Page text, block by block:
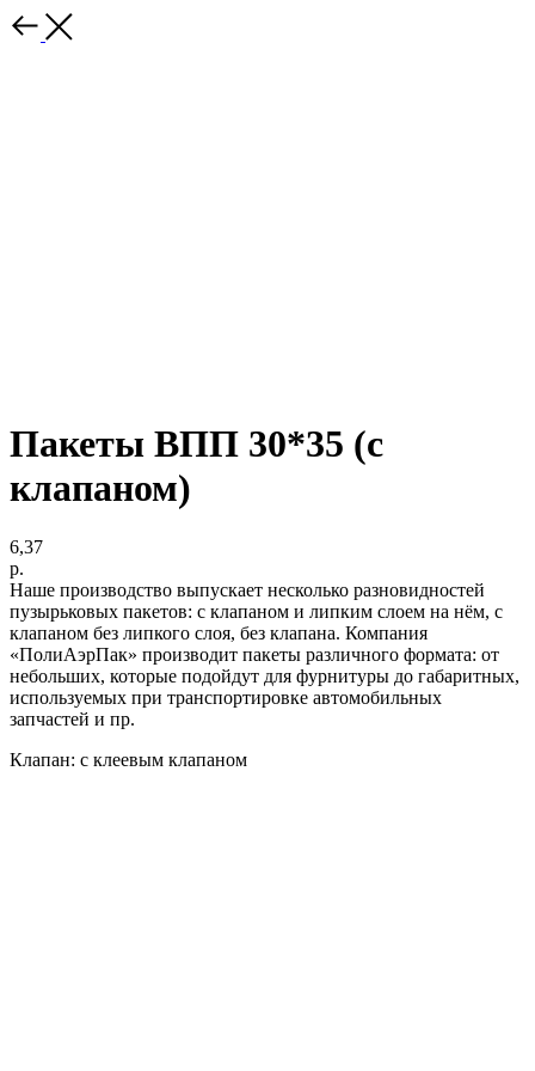
Пакеты ВПП 30*35 (с
клапаном)
6,37
р.
Наше производство выпускает несколько разновидностей
пузырьковых пакетов: с клапаном и липким слоем на нём, с
клапаном без липкого слоя, без клапана. Компания
«ПолиАэрПак» производит пакеты различного формата: от
небольших, которые подойдут для фурнитуры до габаритных,
используемых при транспортировке автомобильных
запчастей и пр.
Клапан: с клеевым клапаном